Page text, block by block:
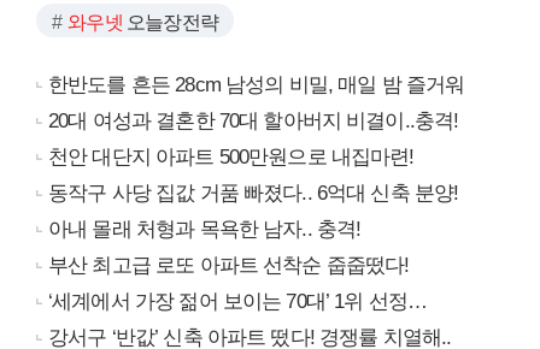
와우넷 오늘장전략
한반도를 흔든 28cm 남성의 비밀, 매일 밤 즐거워
20대 여성과 결혼한 70대 할아버지 비결이..충격!
천안 대단지 아파트 500만원으로 내집마련!
동작구 사당 집값 거품 빠졌다.. 6억대 신축 분양!
아내 몰래 처형과 목욕한 남자.. 충격!
부산 최고급 로또 아파트 선착순 줍줍떴다!
‘세계에서 가장 젊어 보이는 70대’ 1위 선정…
강서구 ‘반값’ 신축 아파트 떴다! 경쟁률 치열해..